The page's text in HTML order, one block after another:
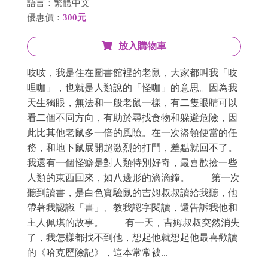
語言：繁體中文
優惠價： 300元
放入購物車
吱吱，我是住在圖書館裡的老鼠，大家都叫我「吱
哩咖」，也就是人類說的「怪咖」的意思。因為我
天生獨眼，無法和一般老鼠一樣，有二隻眼睛可以
看二個不同方向，有助於尋找食物和躲避危險，因
此比其他老鼠多一倍的風險。在一次盜領便當的任
務，和地下鼠展開超激烈的打鬥，差點就回不了。
我還有一個怪癖是對人類特別好奇，最喜歡撿一些
人類的東西回來，如八邊形的滴滴鐘。 第一次
聽到讀書，是白色實驗鼠的吉姆叔叔讀給我聽，他
帶著我認識「書」、教我認字閱讀，還告訴我他和
主人佩琪的故事。 有一天，吉姆叔叔突然消失
了，我怎樣都找不到他，想起他就想起他最喜歡讀
的《哈克歷險記》，這本常常被...